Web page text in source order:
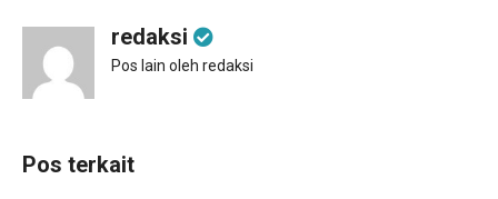
redaksi
Pos lain oleh redaksi
Pos terkait